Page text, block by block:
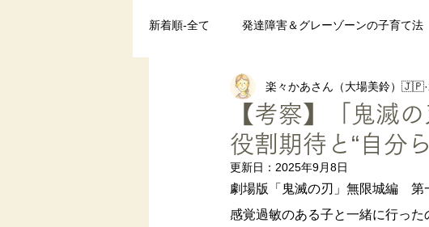
新着順-全て 発達障害＆グレーゾーンの子育て法
ペアレントトレーニング 発達障害と受験
【考察】「鬼滅
役割期待と“自分
楽々かあさん（大場美鈴）🇯🇵
更新日： 2025年9月8日
劇場版「鬼滅の刃」無限城編　
感覚過敏のある子と一緒に行っ